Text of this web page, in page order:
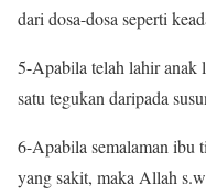
dari dosa-dosa seperti
5-Apabila telah lahir anak
satu tegukan daripada
6-Apabila semalaman ibu
yang sakit, maka Allah